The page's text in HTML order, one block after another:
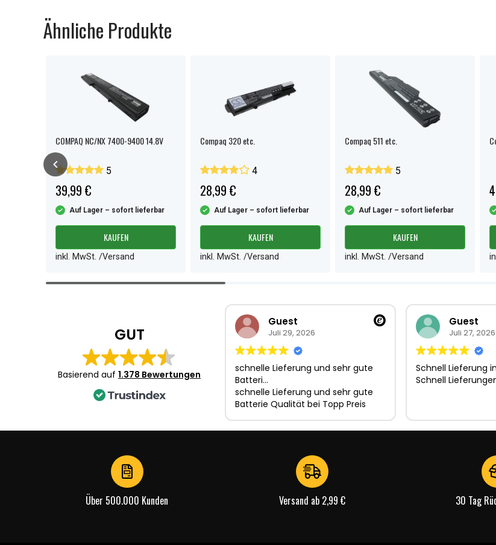
Ähnliche Produkte
COMPAQ NC/NX 7400-9400 14.8V
5
39,99 €
Auf Lager – sofort lieferbar
KAUFEN
inkl. MwSt. /Versand
Compaq 320 etc.
4
28,99 €
Auf Lager – sofort lieferbar
KAUFEN
inkl. MwSt. /Versand
Compaq 511 etc.
5
28,99 €
Auf Lager – sofort lieferbar
KAUFEN
inkl. MwSt. /Versand
Item
GUT
Basierend auf 1.378 Bewertungen
Guest
Juli 29, 2026
schnelle Lieferung und sehr gute
Batteri…
schnelle Lieferung und sehr gute
Batterie Qualität bei Topp Preis
Guest
Juli 27, 2026
Schnell Lieferung
Schnell
Über 500.000 Kunden Versand ab 2,99 € 30 Tag